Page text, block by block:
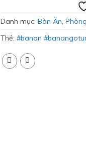
Danh mục: Bàn Ăn,
Thẻ: #banan